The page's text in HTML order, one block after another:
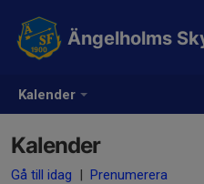
Kalender
Ängelholms
Kalender
Gå till idag | Prenumerera